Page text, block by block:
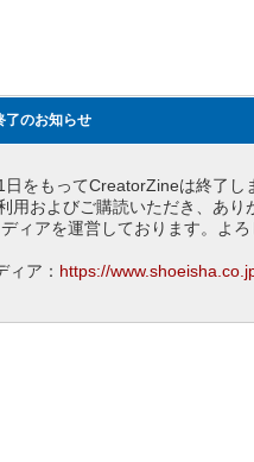
了のお知らせ
をもってCreatorZineは終了し
用およびご購読いただき、あり
ィアを運営しております。よろ
ィア： https://